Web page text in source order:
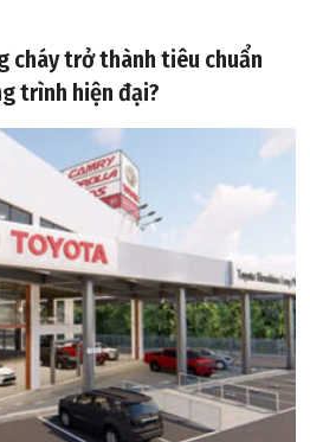
cháy trở thành tiêu chuẩn
trình hiện đại?